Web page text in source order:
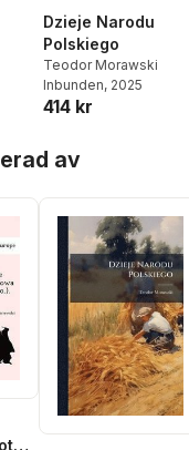
Dzieje Narodu
Polskiego
Teodor Morawski
Inbunden, 2025
414 kr
av